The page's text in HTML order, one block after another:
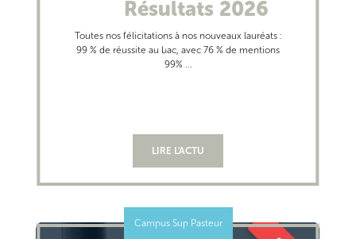
Résultats 2026
Toutes nos félicitations à nos nouveaux lauréats :
99 % de réussite au bac, avec 76 % de mentions
99% ...
LIRE L'ACTU
Campus Sup Pasteur